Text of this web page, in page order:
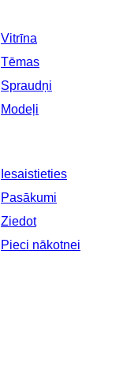
Vitrīna
Tēmas
Spraudņi
Modeļi
Iesaistieties
Pasākumi
Ziedot
Pieci nākotnei